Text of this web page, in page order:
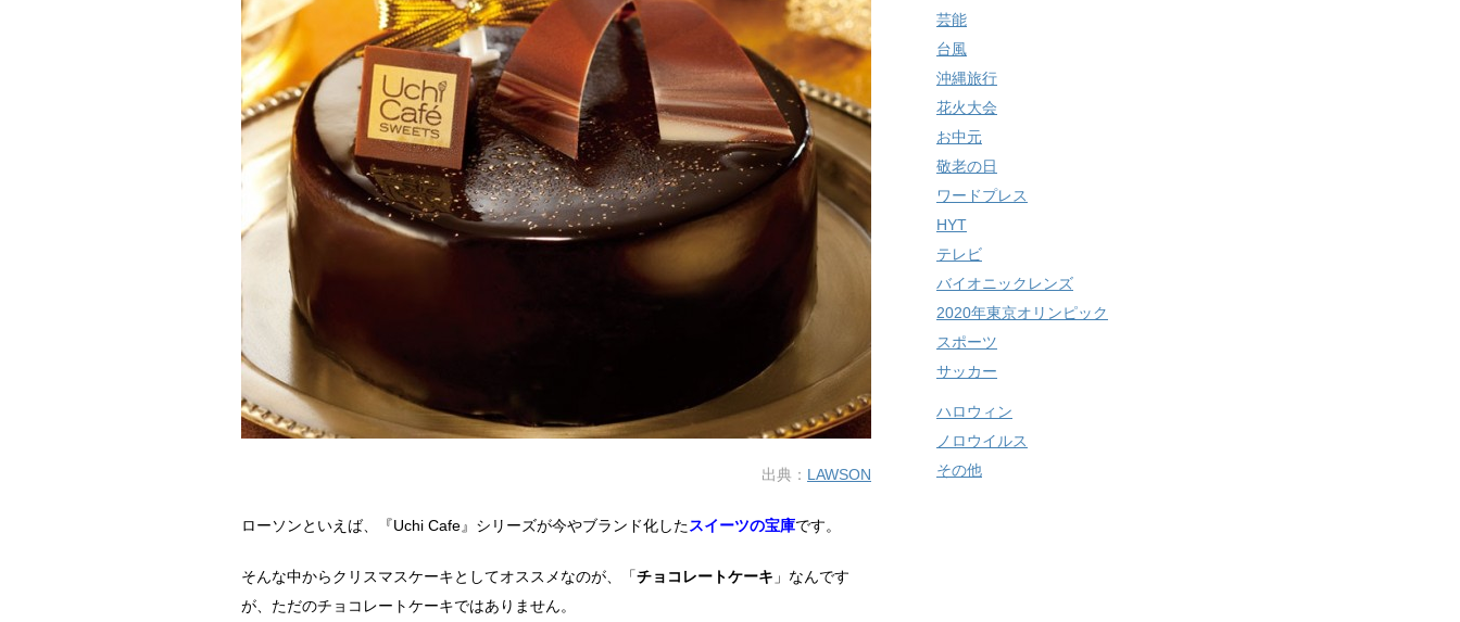
出典： LAWSON
ローソンといえば、『Uchi Cafe』シリーズが今やブランド化したスイーツの宝庫です。
そんな中からクリスマスケーキとしてオススメなのが、「チョコレートケーキ 」なんです
が、ただのチョコレートケーキではありません。
芸能
台風
沖縄旅行
花火大会
お中元
敬老の日
ワードプレス
HYT
テレビ
バイオニックレンズ
2020年東京オリンピック
スポーツ
サッカー
ハロウィン
ノロウイルス
その他